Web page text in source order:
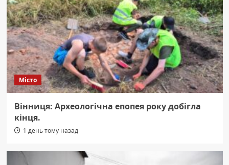
Місто
Вінниця: Археологічна епопея року добігла
кінця.
1 день тому назад